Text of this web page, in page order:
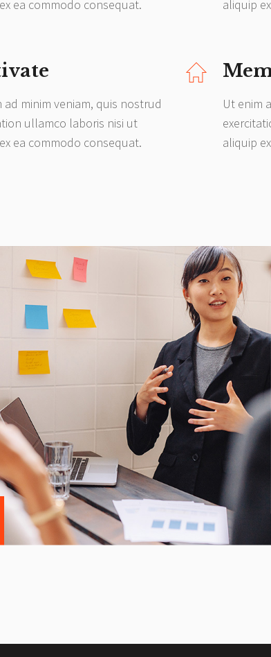
ea commodo consequat.
ad minim veniam, quis nostrud
ullamco laboris nisi ut
ea commodo consequat.
aliquip
Ut enim
aliquip